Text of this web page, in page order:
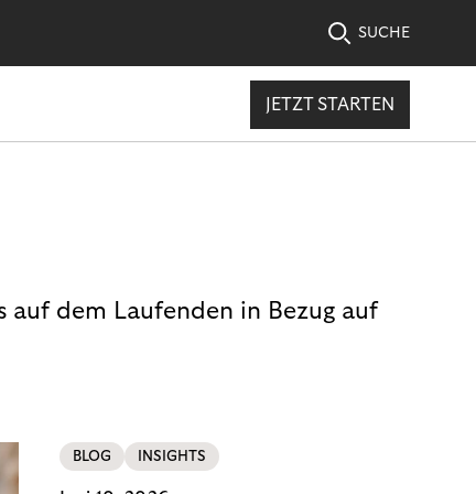
SUCHE
JETZT STARTEN
auf dem Laufenden in Bezug auf
BLOG INSIGHTS